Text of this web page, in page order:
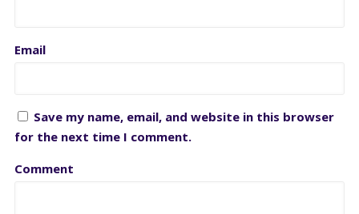
Email
Save my name, email, and website in this browser
for the next time I comment.
Comment